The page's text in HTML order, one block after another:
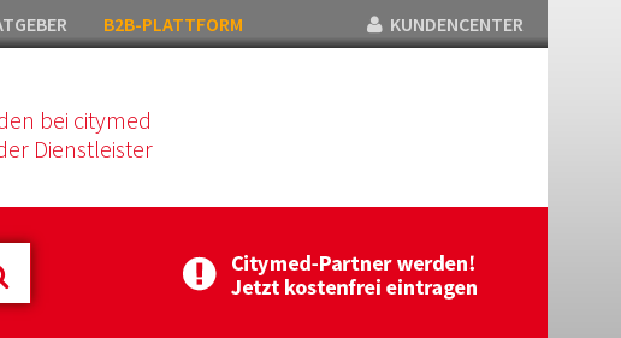
B2B-PLATTFORM KUNDENCENTER
bei citymed
Dienstleister